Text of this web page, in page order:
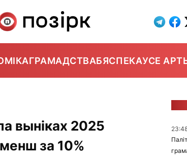
ГРАМАДСТВАБЯСПЕКАУСЕ
выніках 2025
за 10%